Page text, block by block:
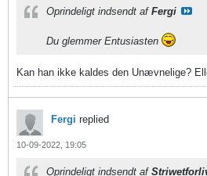
Oprindeligt indsendt af Fergi
Du glemmer Entusiasten
Kan han ikke kaldes den Unævnelige?
Fergi replied
10-09-2022, 19:05
Oprindeligt indsendt af